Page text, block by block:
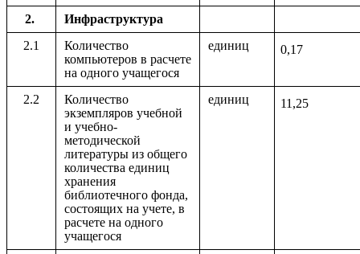
2.
Инфраструктура
2.1
Количество
компьютеров в расчете
на одного учащегося
единиц 0,17
2.2
Количество
экземпляров учебной
и учебно-
методической
литературы из общего
количества единиц
хранения
библиотечного фонда,
состоящих на учете, в
расчете на одного
учащегося
единиц 11,25